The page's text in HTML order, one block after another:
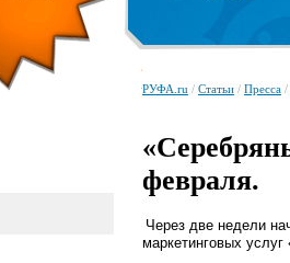
РУФА.ru / Статьи / Пресса /
февраля.
Через две недели
маркетинговых